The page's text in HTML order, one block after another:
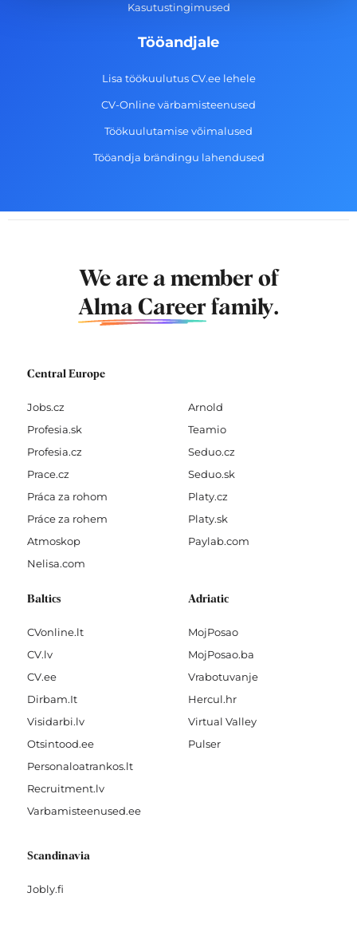
Kasutustingimused
Tööandjale
Lisa töökuulutus CV.ee lehele
CV-Online värbamisteenused
Töökuulutamise võimalused
Tööandja brändingu lahendused
We are a member of
Alma Career family.
Central Europe
Jobs.cz
Profesia.sk
Profesia.cz
Prace.cz
Práca za rohom
Práce za rohem
Atmoskop
Nelisa.com
Arnold
Teamio
Seduo.cz
Seduo.sk
Platy.cz
Platy.sk
Paylab.com
Baltics
CVonline.lt
CV.lv
CV.ee
Dirbam.It
Visidarbi.lv
Otsintood.ee
Personaloatrankos.lt
Recruitment.lv
Varbamisteenused.ee
Adriatic
MojPosao
MojPosao.ba
Vrabotuvanje
Hercul.hr
Virtual Valley
Pulser
Scandinavia
Jobly.fi